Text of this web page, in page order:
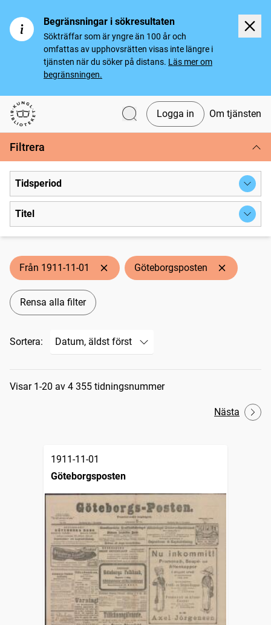
Begränsningar i sökresultaten
Sökträffar som är yngre än 100 år och
omfattas av upphovsrätten visas inte längre i
tjänsten när du söker på distans. Läs mer om
begränsningen.
Svenska tidningar
Logga in Om tjänsten
Filtrera
Tidsperiod
Titel
Från 1911-11-01 Göteborgsposten
Rensa alla filter
Sortera:
Sökresultat
Visar 1-20 av 4 355 tidningsnummer
Nästa
1911-11-01
Göteborgsposten